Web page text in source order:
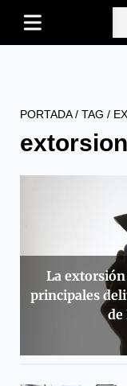
PORTADA/ TAG /
La
principales
de